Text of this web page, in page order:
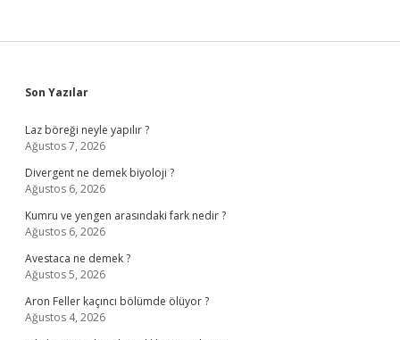
Sidebar
Son Yazılar
Laz böreği neyle yapılır ?
Ağustos 7, 2026
Divergent ne demek biyoloji ?
Ağustos 6, 2026
Kumru ve yengen arasındaki fark nedir ?
Ağustos 6, 2026
Avestaca ne demek ?
Ağustos 5, 2026
Aron Feller kaçıncı bölümde ölüyor ?
Ağustos 4, 2026